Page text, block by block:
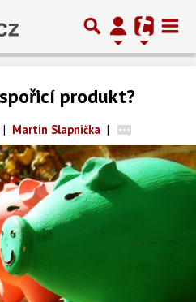
produkt?
| Martin Slapnička |